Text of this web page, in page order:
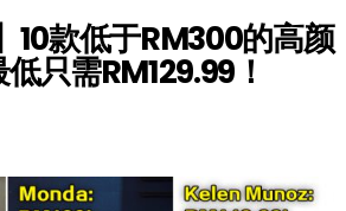
10款低于RM300的高颜
只需RM129.99！